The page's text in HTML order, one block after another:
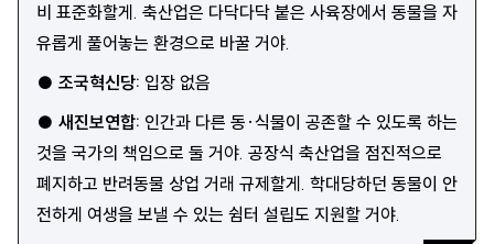
비 표준화할게. 축산업은 다닥다닥 붙은 사육장에서 동물을 자
유롭게 풀어놓는 환경으로 바꿀 거야.
● 조국혁신당: 입장 없음
● 새진보연합: 인간과 다른 동·식물이 공존할 수 있도록 하는
것을 국가의 책임으로 둘 거야. 공장식 축산업을 점진적으로
폐지하고 반려동물 상업 거래 규제할게. 학대당하던 동물이 안
전하게 여생을 보낼 수 있는 쉼터 설립도 지원할 거야.